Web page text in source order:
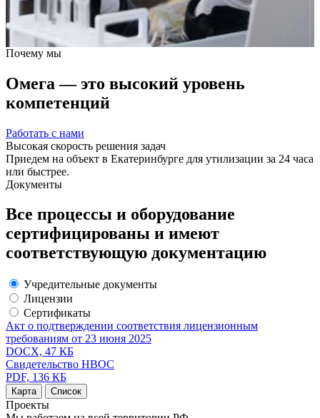
Почему мы
Омега — это высокий уровень
компетенций
Работать с нами
Высокая скорость решения задач
Приедем на объект в Екатеринбурге для утилизации за 24 часа
или быстрее.
Документы
Все процессы и оборудование
сертифицированы и имеют
соответствующую документацию
Учредительные документы
Лицензии
Сертификаты
Акт о подтверждении соответствия лицензионным
требованиям от 23 июня 2025
DOCX, 47 КБ
Свидетельство НВОС
PDF, 136 КБ
Карта Список
Проекты